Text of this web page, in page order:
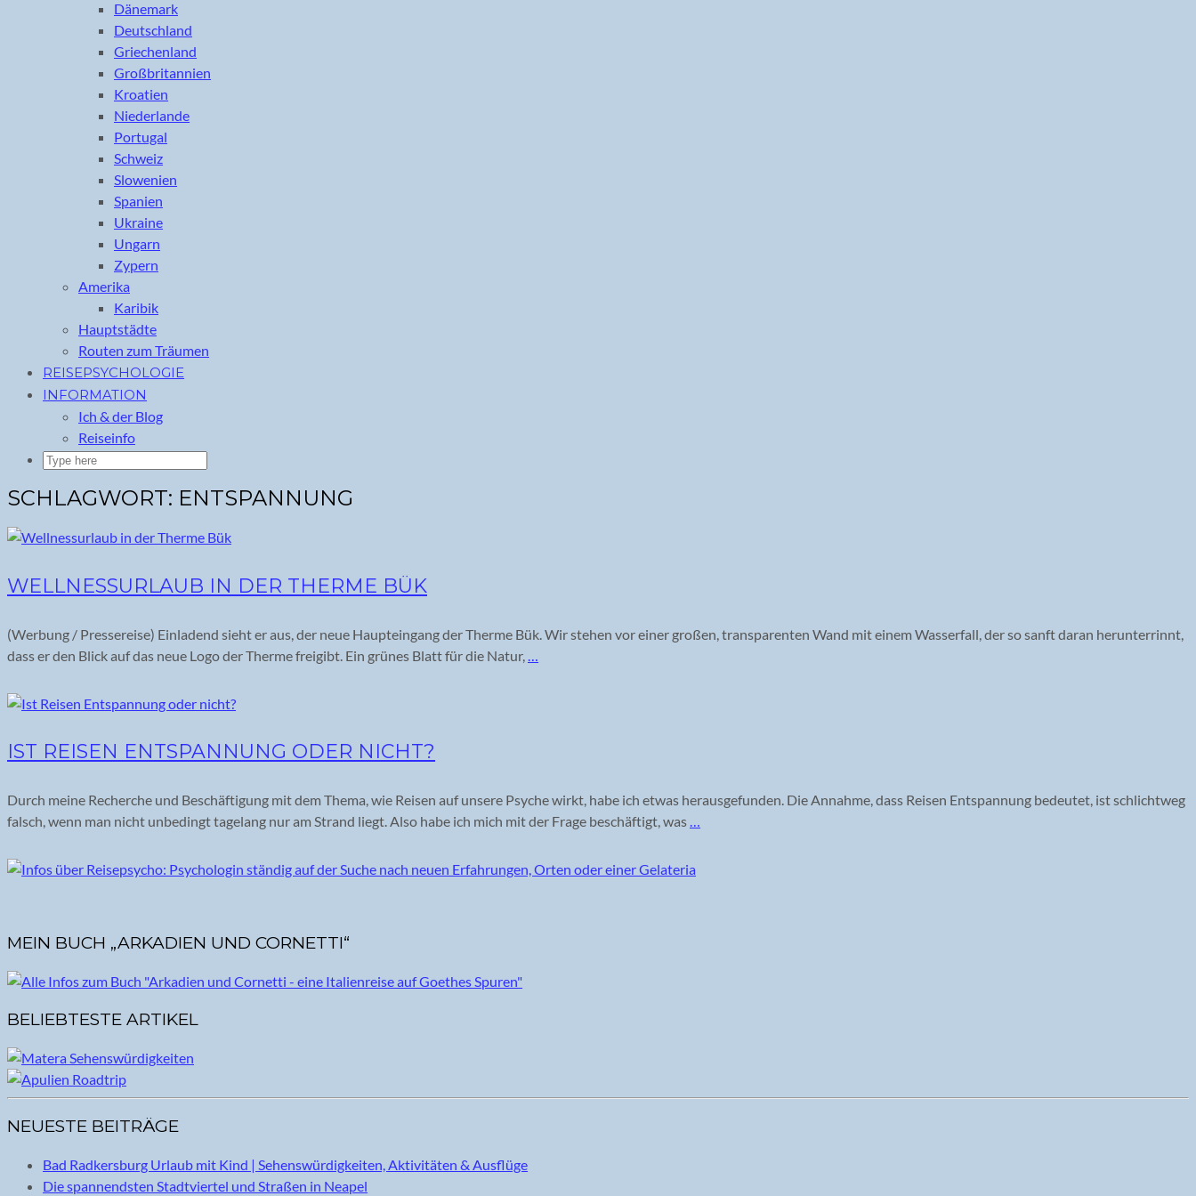
Dänemark
Deutschland
Griechenland
Großbritannien
Kroatien
Niederlande
Portugal
Schweiz
Slowenien
Spanien
Ukraine
Ungarn
Zypern
Amerika
Karibik
Hauptstädte
Routen zum Träumen
REISEPSYCHOLOGIE
INFORMATION
Ich & der Blog
Reiseinfo
SCHLAGWORT: ENTSPANNUNG
WELLNESSURLAUB IN DER THERME BÜK
(Werbung / Pressereise) Einladend sieht er aus, der neue Haupteingang der Therme Bük. Wir stehen vor einer großen, transparenten Wand mit einem Wasserfall, der so sanft daran herunterrinnt,
dass er den Blick auf das neue Logo der Therme freigibt. Ein grünes Blatt für die Natur,
IST REISEN ENTSPANNUNG ODER NICHT?
Durch meine Recherche und Beschäftigung mit dem Thema, wie Reisen auf unsere Psyche wirkt, habe ich etwas herausgefunden. Die Annahme, dass Reisen Entspannung bedeutet, ist schlichtweg
falsch, wenn man nicht unbedingt tagelang nur am Strand liegt. Also habe ich mich mit der Frage beschäftigt, was …
MEIN BUCH „ARKADIEN UND CORNETTI“
BELIEBTESTE ARTIKEL
NEUESTE BEITRÄGE
Bad Radkersburg Urlaub mit Kind | Sehenswürdigkeiten, Aktivitäten & Ausflüge
Die spannendsten Stadtviertel und Straßen in Neapel